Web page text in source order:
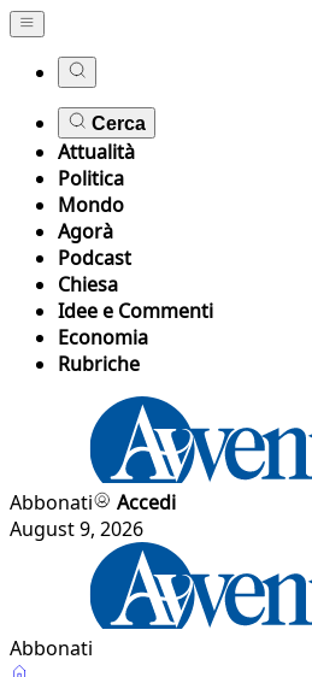
Cerca
Attualità
Politica
Mondo
Agorà
Podcast
Chiesa
Idee e Commenti
Economia
Rubriche
Abbonati
Accedi
August 9, 2026
Abbonati